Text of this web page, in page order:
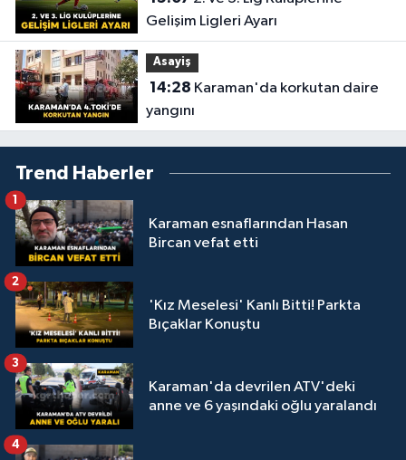
Gelişim Ligleri Ayarı
Asayiş
14:28
yangını
Trend Haberler
Karaman esnaflarından Hasan
Bircan vefat etti
1
'Kız Meselesi' Kanlı Bitti! Parkta
Bıçaklar Konuştu
2
Karaman'da devrilen ATV'deki
anne ve 6 yaşındaki oğlu yaralandı
3
4